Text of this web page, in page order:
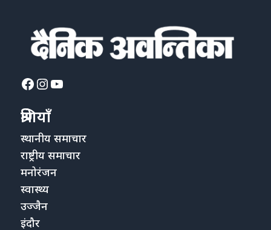
Facebook
Instagram
YouTube
श्रेणियाँ
स्थानीय समाचार
राष्ट्रीय समाचार
मनोरंजन
स्वास्थ्य
उज्जैन
इंदौर